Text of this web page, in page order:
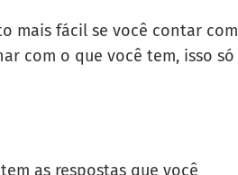
mais fácil se você contar com
com o que você tem, isso só
as respostas que você